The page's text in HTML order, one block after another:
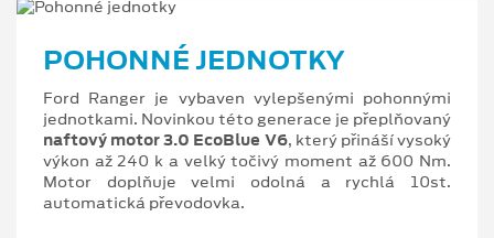
POHONNÉ JEDNOTKY
Ford Ranger je vybaven vylepšenými pohonnými
jednotkami. Novinkou této generace je přeplňovaný
naftový motor 3.0 EcoBlue V6, který přináší vysoký
výkon až 240 k a velký točivý moment až 600 Nm.
Motor doplňuje velmi odolná a rychlá 10st.
automatická převodovka.